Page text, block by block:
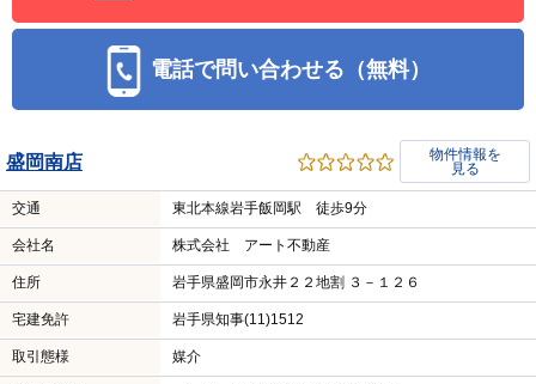
電話で問い合わせる（無料）
盛岡南店
物件情報を
見る
交通 東北本線岩手飯岡駅 徒歩9分
会社名 株式会社 アート不動産
住所 岩手県盛岡市永井２２地割 ３－１２６
宅建免許 岩手県知事(11)1512
取引態様 媒介